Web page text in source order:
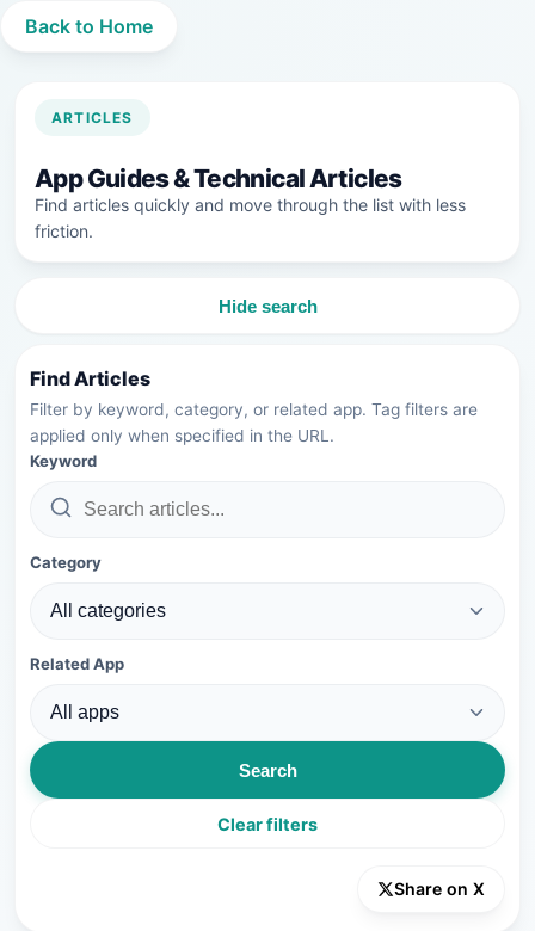
Back to Home
ARTICLES
App Guides & Technical Articles
Find articles quickly and move through the list with less
friction.
Hide search
Find Articles
Filter by keyword, category, or related app. Tag filters are
applied only when specified in the URL.
Keyword
Category
Related App
Search
Clear filters
Share on X